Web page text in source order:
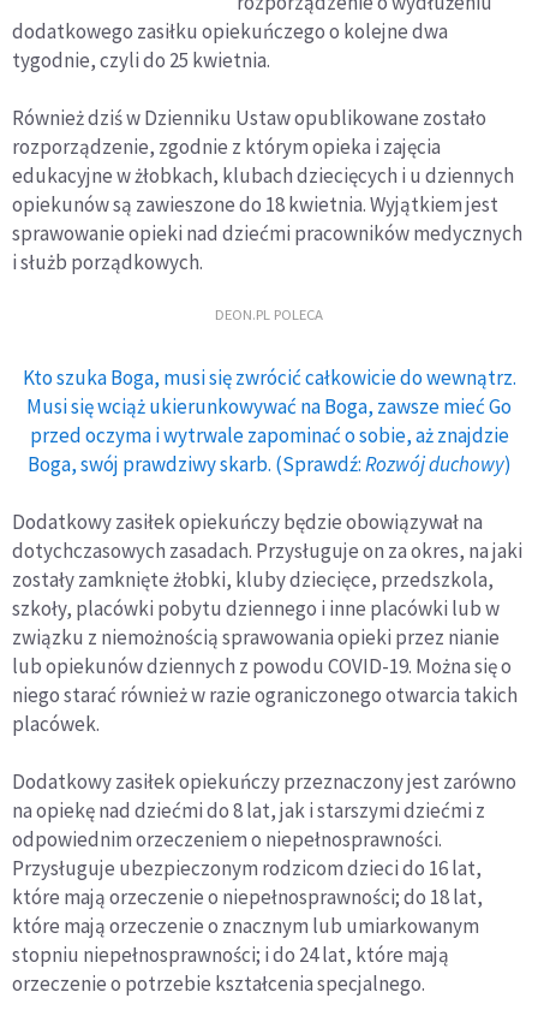
przyspiesza
dodatkowego zasiłku opiekuńczego o kolejne dwa
tygodnie, czyli do 25 kwietnia.
Również dziś w Dzienniku Ustaw opublikowane zostało
rozporządzenie, zgodnie z którym opieka i zajęcia
edukacyjne w żłobkach, klubach dziecięcych i u dziennych
opiekunów są zawieszone do 18 kwietnia. Wyjątkiem jest
sprawowanie opieki nad dziećmi pracowników medycznych
i służb porządkowych.
DEON.PL POLECA
Kto szuka Boga, musi się zwrócić całkowicie do wewnątrz.
Musi się wciąż ukierunkowywać na Boga, zawsze mieć Go
przed oczyma i wytrwale zapominać o sobie, aż znajdzie
Boga, swój prawdziwy skarb. (Sprawdź:Rozwój duchowy)
Dodatkowy zasiłek opiekuńczy będzie obowiązywał na
dotychczasowych zasadach. Przysługuje on za okres, na jaki
zostały zamknięte żłobki, kluby dziecięce, przedszkola,
szkoły, placówki pobytu dziennego i inne placówki lub w
związku z niemożnością sprawowania opieki przez nianie
lub opiekunów dziennych z powodu COVID-19. Można się o
niego starać również w razie ograniczonego otwarcia takich
placówek.
Dodatkowy zasiłek opiekuńczy przeznaczony jest zarówno
na opiekę nad dziećmi do 8 lat, jak i starszymi dziećmi z
odpowiednim orzeczeniem o niepełnosprawności.
Przysługuje ubezpieczonym rodzicom dzieci do 16 lat,
które mają orzeczenie o niepełnosprawności; do 18 lat,
które mają orzeczenie o znacznym lub umiarkowanym
stopniu niepełnosprawności; i do 24 lat, które mają
orzeczenie o potrzebie kształcenia specjalnego.